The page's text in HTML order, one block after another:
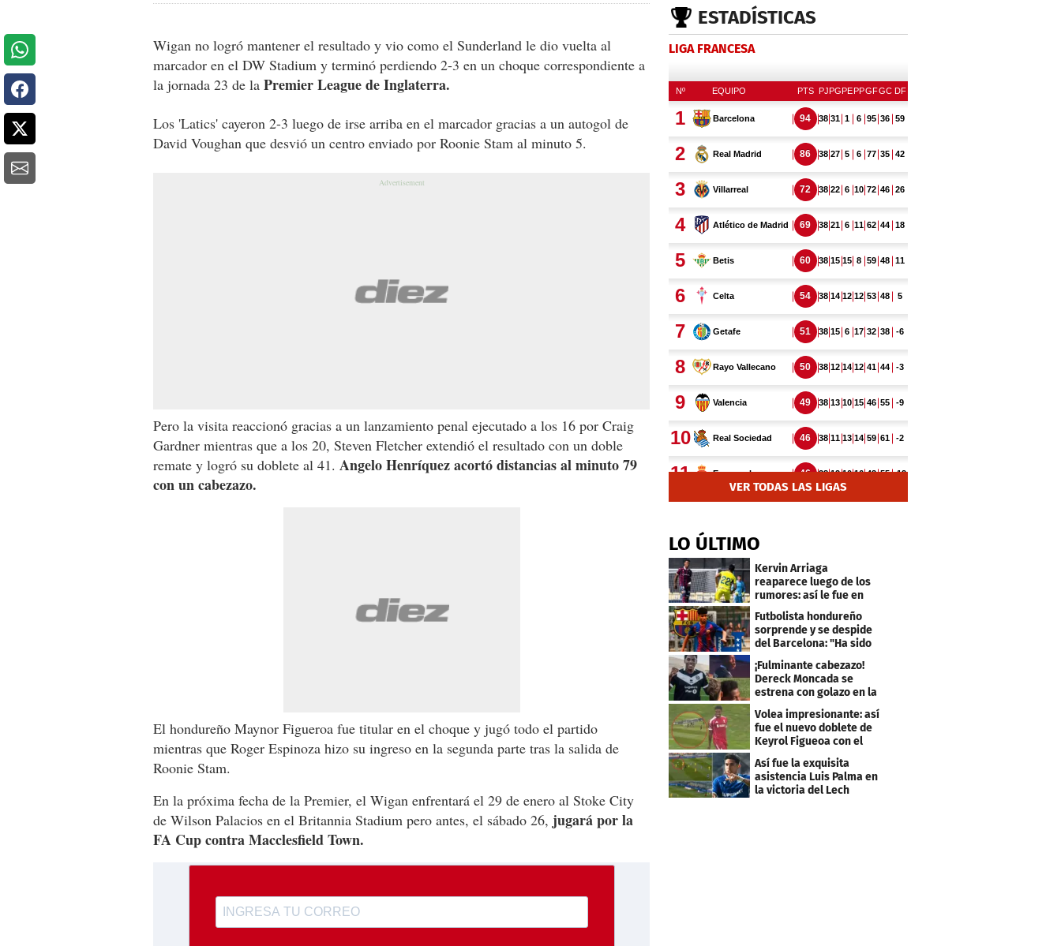
Wigan no logró mantener el resultado y vio como el Sunderland le dio vuelta al
marcador en el DW Stadium y terminó perdiendo 2-3 en un choque correspondiente a
la jornada 23 de la Premier League de Inglaterra.
Los 'Latics' cayeron 2-3 luego de irse arriba en el marcador gracias a un autogol de
David Voughan que desvió un centro enviado por Roonie Stam al minuto 5.
Pero la visita reaccionó gracias a un lanzamiento penal ejecutado a los 16 por Craig
Gardner mientras que a los 20, Steven Fletcher extendió el resultado con un doble
remate y logró su doblete al 41. Angelo Henríquez acortó distancias al minuto 79
con un cabezazo.
El hondureño Maynor Figueroa fue titular en el choque y jugó todo el partido
mientras que Roger Espinoza hizo su ingreso en la segunda parte tras la salida de
Roonie Stam.
En la próxima fecha de la Premier, el Wigan enfrentará el 29 de enero al Stoke City
de Wilson Palacios en el Britannia Stadium pero antes, el sábado 26, jugará por la
FA Cup contra Macclesfield Town.
ESTADÍSTICAS
LIGA FRANCESA
VER TODAS LAS LIGAS
LO ÚLTIMO
Kervin Arriaga
reaparece luego de los
rumores: así le fue en
amistoso con Levante
Futbolista hondureño
sorprende y se despide
del Barcelona: "Ha sido
un orgullo"
¡Fulminante cabezazo!
Dereck Moncada se
estrena con golazo en la
Liga de Suiza
Volea impresionante: así
fue el nuevo doblete de
Keyrol Figueoa con el
Liverpool
Así fue la exquisita
asistencia Luis Palma en
la victoria del Lech